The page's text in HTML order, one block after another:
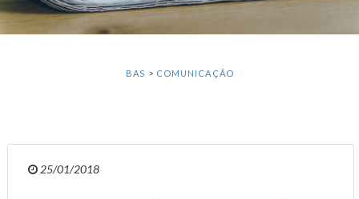
BAS > COMUNICAÇÃO
25/01/2018